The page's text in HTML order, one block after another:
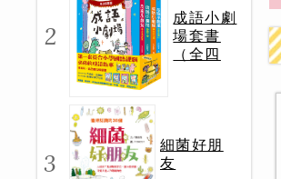
2
成語小劇
場套書
（全四
3
細菌好朋
友